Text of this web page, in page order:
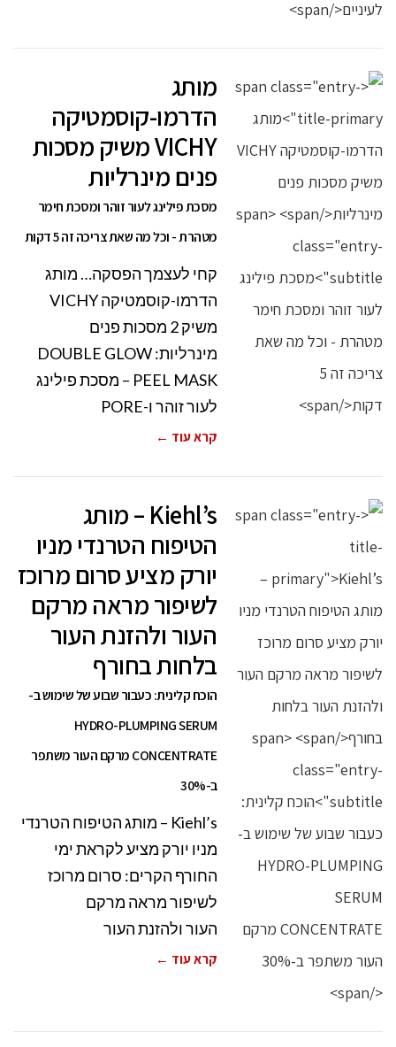
מותג
הדרמו-קוסמטיקה
VICHY משיק מסכות
פנים מינרליות
מסכת פילינג לעור זוהר ומסכת חימר
מטהרת - וכל מה שאת צריכה זה 5 דקות
קחי לעצמך הפסקה… מותג
הדרמו-קוסמטיקה VICHY
משיק 2 מסכות פנים
מינרליות: DOUBLE GLOW
PEEL MASK – מסכת פילינג
לעור זוהר ו-PORE
קרא עוד ←
Kiehl’s – מותג
הטיפוח הטרנדי מניו
יורק מציע סרום מרוכז
לשיפור מראה מרקם
העור ולהזנת העור
בלחות בחורף
הוכח קלינית: כעבור שבוע של שימוש ב-
HYDRO-PLUMPING SERUM
CONCENTRATE מרקם העור משתפר
ב-30%
Kiehl’s – מותג הטיפוח הטרנדי
מניו יורק מציע לקראת ימי
החורף הקרים: סרום מרוכז
לשיפור מראה מרקם
העור ולהזנת העור
קרא עוד ←